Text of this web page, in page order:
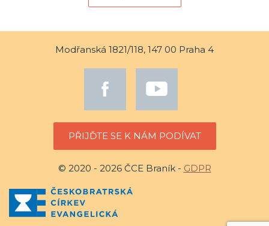
Modřanská 1821/118, 147 00 Praha 4
PŘIJĎTE SE K NÁM PODÍVAT
© 2020 - 2026 ČCE Braník - GDPR